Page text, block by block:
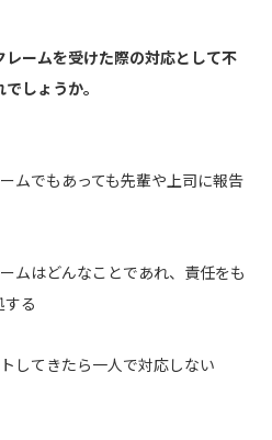
ームを受けた際の対応として不
しょうか。
ムでもあっても先輩や上司に報告
ムはどんなことであれ、責任をも
る
してきたら一人で対応しない